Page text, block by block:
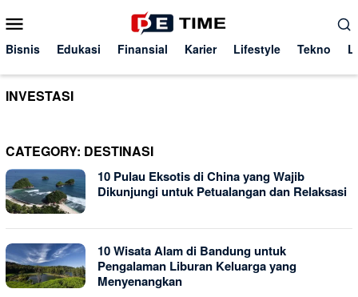
to
contentMenu
Bisnis Edukasi Finansial Karier Lifestyle Tekno
INVESTASI
CATEGORY: DESTINASI
10 Pulau Eksotis di China yang Wajib
Dikunjungi untuk Petualangan dan Relaksasi
10 Wisata Alam di Bandung untuk
Pengalaman Liburan Keluarga yang
Menyenangkan